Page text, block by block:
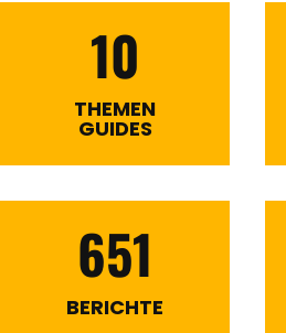
10
THEMEN
GUIDES
651
BERICHTE